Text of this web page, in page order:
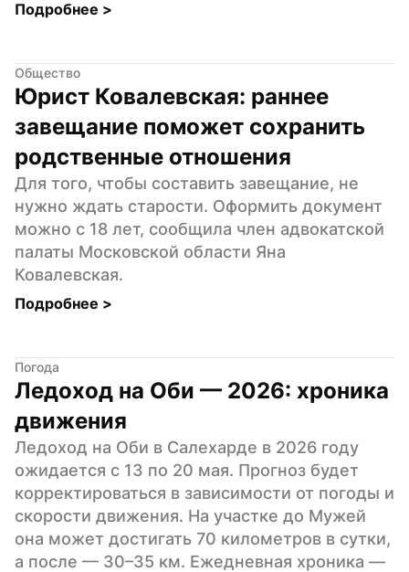
Подробнее >
Общество
Юрист Ковалевская: раннее
завещание поможет сохранить
родственные отношения
Для того, чтобы составить завещание, не
нужно ждать старости. Оформить документ
можно с 18 лет, сообщила член адвокатской
палаты Московской области Яна
Ковалевская.
Подробнее >
Погода
Ледоход на Оби — 2026: хроника
движения
Ледоход на Оби в Салехарде в 2026 году
ожидается с 13 по 20 мая. Прогноз будет
корректироваться в зависимости от погоды и
скорости движения. На участке до Мужей
она может достигать 70 километров в сутки,
а после — 30–35 км. Ежедневная хроника —